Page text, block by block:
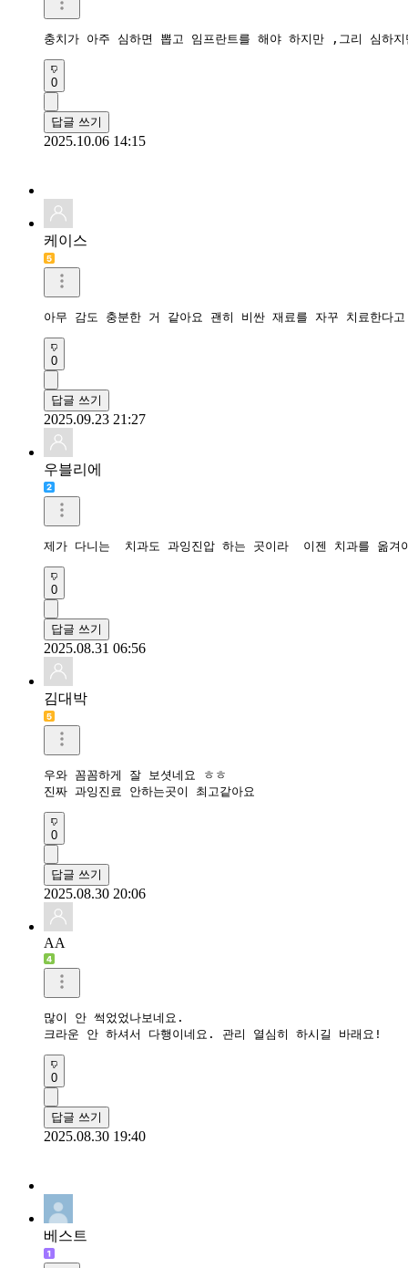
충치가 아주 심하면 뽑고 임프란트를 해야 하지만 ,그리 심하
0
답글 쓰기
2025.10.06 14:15
케이스
아무 감도 충분한 거 같아요 괜히 비싼 재료를 자꾸 치료한다
0
답글 쓰기
2025.09.23 21:27
우블리에
제가 다니는  치과도 과잉진압 하는 곳이라  이젠 치과를 옮
0
답글 쓰기
2025.08.31 06:56
김대박
우와 꼼꼼하게 잘 보셧네요 ㅎㅎ
진짜 과잉진료 안하는곳이 최고같아요
0
답글 쓰기
2025.08.30 20:06
AA
많이 안 썩었었나보네요.
크라운 안 하셔서 다행이네요. 관리 열심히 하시길 바래요!
0
답글 쓰기
2025.08.30 19:40
베스트